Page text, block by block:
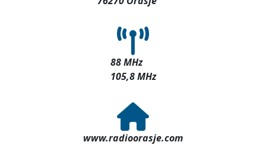
88 MHz
105,8 MHz
www.radioorasje.com